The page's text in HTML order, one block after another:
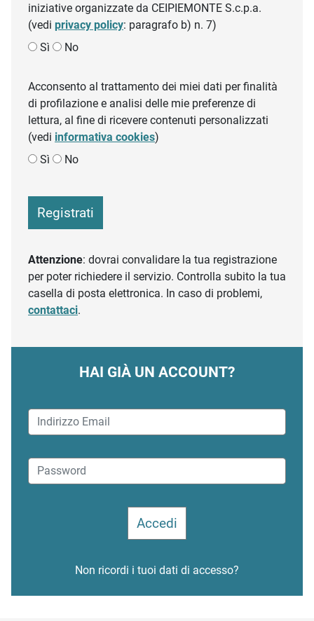
iniziative organizzate da CEIPIEMONTE S.c.p.a.
(vedi privacy policy: paragrafo b) n. 7)
Sì
No
Acconsento al trattamento dei miei dati per finalità
di profilazione e analisi delle mie preferenze di
lettura, al fine di ricevere contenuti personalizzati
(vedi informativa cookies)
Sì
No
Registrati
Attenzione: dovrai convalidare la tua registrazione
per poter richiedere il servizio. Controlla subito la tua
casella di posta elettronica. In caso di problemi,
contattaci.
HAI GIÀ UN ACCOUNT?
Non ricordi i tuoi dati di accesso?